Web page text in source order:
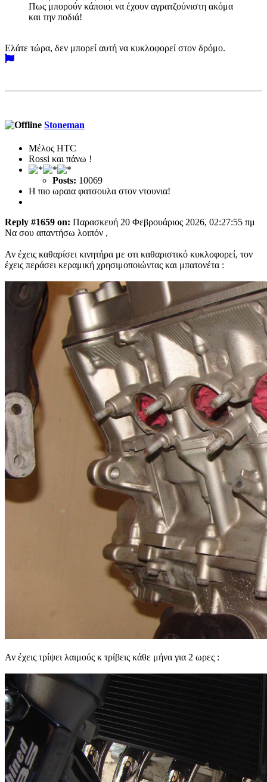
Πως μπορούν κάποιοι να έχουν αγρατζούνιστη ακόμα
και την ποδιά!
Ελάτε τώρα, δεν μπορεί αυτή να κυκλοφορεί στον δρόμο.
Stoneman
Μέλος ΗTC
Rossi και πάνω !
Posts: 10069
Η πιο ωραια φατσουλα στον ντουνια!
Reply #1659 on: Παρασκευή 20 Φεβρουάριος 2026, 02:27:55 πμ
Να σου απαντήσω λοιπόν ,
Αν έχεις καθαρίσει κινητήρα με οτι καθαριστικό κυκλοφορεί, τον
έχεις περάσει κεραμική χρησιμοποιώντας και μπατονέτα :
Αν έχεις τρίψει λαιμούς κ τρίβεις κάθε μήνα για 2 ωρες :